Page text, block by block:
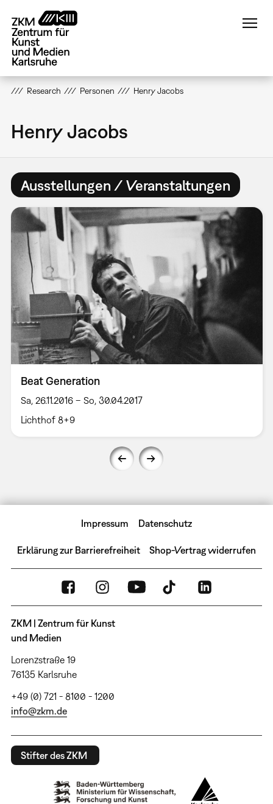
zum
Inhalt
Research Personen Henry Jacobs
Henry Jacobs
Ausstellungen / Veranstaltungen
Beat Generation
Sa, 26.11.2016 – So, 30.04.2017
Lichthof 8+9
Impressum Datenschutz
Erklärung zur Barrierefreiheit Shop-Vertrag widerrufen
ZKM | Zentrum für Kunst
und Medien
Lorenzstraße 19
76135 Karlsruhe
+49 (0) 721 - 8100 - 1200
info@zkm.de
Stifter des ZKM